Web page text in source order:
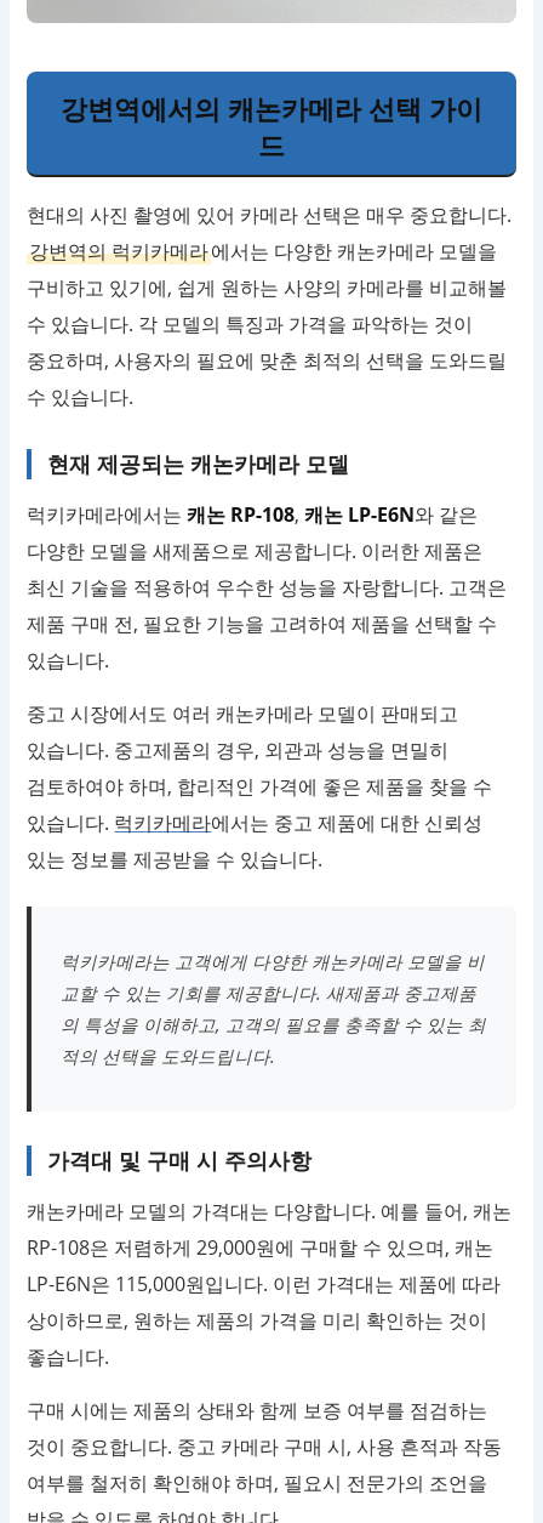
강변역에서의 캐논카메라 선택 가이
드
현대의 사진 촬영에 있어 카메라 선택은 매우 중요합니다.
강변역의 럭키카메라에서는 다양한 캐논카메라 모델을
구비하고 있기에, 쉽게 원하는 사양의 카메라를 비교해볼
수 있습니다. 각 모델의 특징과 가격을 파악하는 것이
중요하며, 사용자의 필요에 맞춘 최적의 선택을 도와드릴
수 있습니다.
현재 제공되는 캐논카메라 모델
럭키카메라에서는캐논 RP-108,캐논 LP-E6N와 같은
다양한 모델을 새제품으로 제공합니다. 이러한 제품은
최신 기술을 적용하여 우수한 성능을 자랑합니다. 고객은
제품 구매 전, 필요한 기능을 고려하여 제품을 선택할 수
있습니다.
중고 시장에서도 여러 캐논카메라 모델이 판매되고
있습니다. 중고제품의 경우, 외관과 성능을 면밀히
검토하여야 하며, 합리적인 가격에 좋은 제품을 찾을 수
있습니다. 럭키카메라에서는 중고 제품에 대한 신뢰성
있는 정보를 제공받을 수 있습니다.
럭키카메라는 고객에게 다양한 캐논카메라 모델을 비
교할 수 있는 기회를 제공합니다. 새제품과 중고제품
의 특성을 이해하고, 고객의 필요를 충족할 수 있는 최
적의 선택을 도와드립니다.
가격대 및 구매 시 주의사항
캐논카메라 모델의 가격대는 다양합니다. 예를 들어, 캐논
RP-108은 저렴하게 29,000원에 구매할 수 있으며, 캐논
LP-E6N은 115,000원입니다. 이런 가격대는 제품에 따라
상이하므로, 원하는 제품의 가격을 미리 확인하는 것이
좋습니다.
구매 시에는 제품의 상태와 함께 보증 여부를 점검하는
것이 중요합니다. 중고 카메라 구매 시, 사용 흔적과 작동
여부를 철저히 확인해야 하며, 필요시 전문가의 조언을